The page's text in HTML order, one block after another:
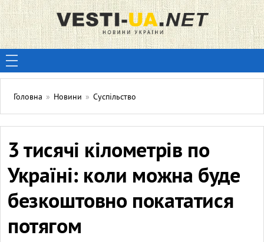
Головна » Новини » Суспільство
3 тисячі кілометрів по
Україні: коли можна буде
безкоштовно покататися
потягом